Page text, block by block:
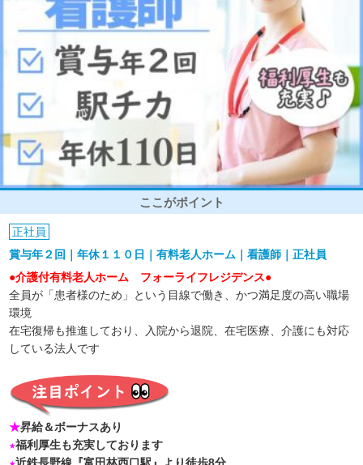
ここがポイント
正社員
賞与年２回｜年休１１０日｜有料老人ホーム｜看護師｜正社員
●介護付有料老人ホーム フォーライフレジデンス●
全員が「患者様のため」という目線で働き、かつ満足度の高い職場
環境
在宅復帰も推進しており、入院から退院、在宅医療、介護にも対応
している法人です
★昇給＆ボーナスあり
★福利厚生も充実しております